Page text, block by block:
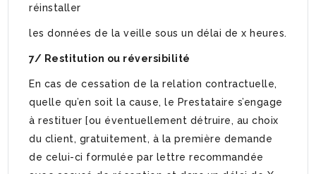
réinstaller
les données de la veille sous un délai de x heures.
7/ Restitution ou réversibilité
En cas de cessation de la relation contractuelle,
quelle qu’en soit la cause, le Prestataire s’engage
à restituer [ou éventuellement détruire, au choix
du client, gratuitement, à la première demande
de celui-ci formulée par lettre recommandée